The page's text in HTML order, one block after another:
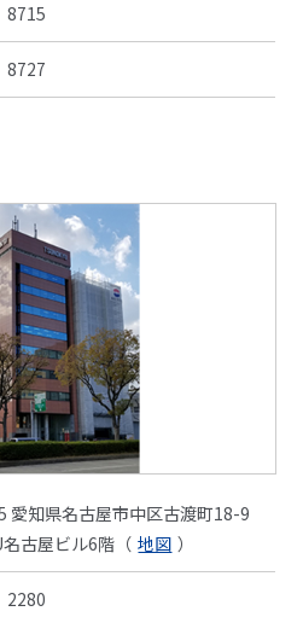
8715
8727
愛知県名古屋市中区古渡町18-9
名古屋ビル6階（ 地図 ）
2280